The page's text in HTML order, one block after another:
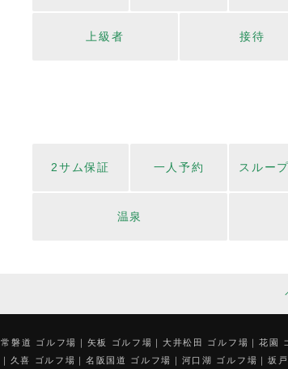
上級者 接待
2サム保証 一人予約 スルー
温泉
常磐道 ゴルフ場 矢板 ゴルフ場 大井松田 ゴルフ場 花園
久喜 ゴルフ場 名阪国道 ゴルフ場 河口湖 ゴルフ場 坂